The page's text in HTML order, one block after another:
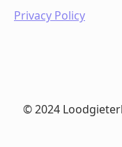
Privacy Policy
© 2024